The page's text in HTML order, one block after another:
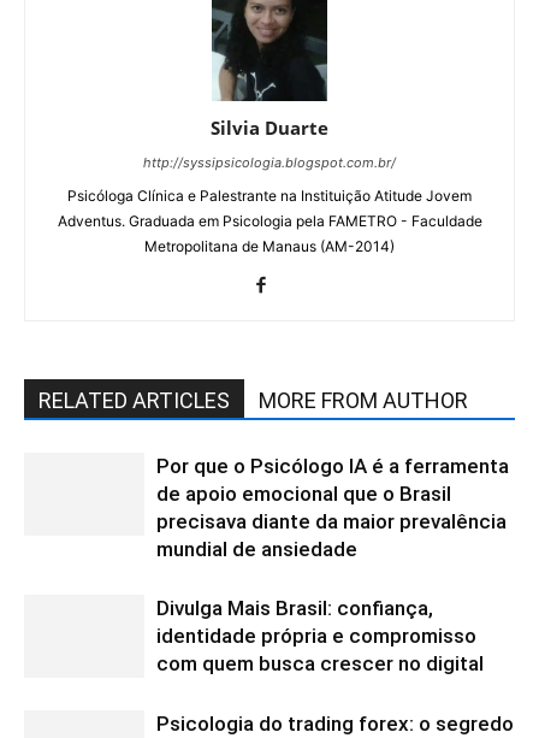
Silvia Duarte
http://syssipsicologia.blogspot.com.br/
Psicóloga Clínica e Palestrante na Instituição Atitude Jovem
Adventus. Graduada em Psicologia pela FAMETRO - Faculdade
Metropolitana de Manaus (AM-2014)
RELATED ARTICLES MORE FROM AUTHOR
Por que o Psicólogo IA é a ferramenta
de apoio emocional que o Brasil
precisava diante da maior prevalência
mundial de ansiedade
Divulga Mais Brasil: confiança,
identidade própria e compromisso
com quem busca crescer no digital
Psicologia do trading forex: o segredo